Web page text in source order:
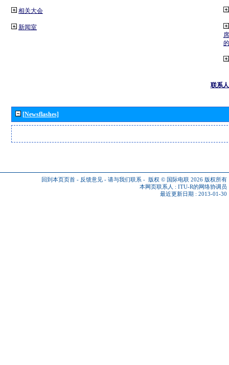
相关大会
新闻室
联系人
[Newsflashes]
回到本页页首 - 反馈意见 - 请与我们联系 - 版权 © 国际电联 2026 版权所有
本网页联系人 : ITU-R的网络协调员
最近更新日期 : 2013-01-30